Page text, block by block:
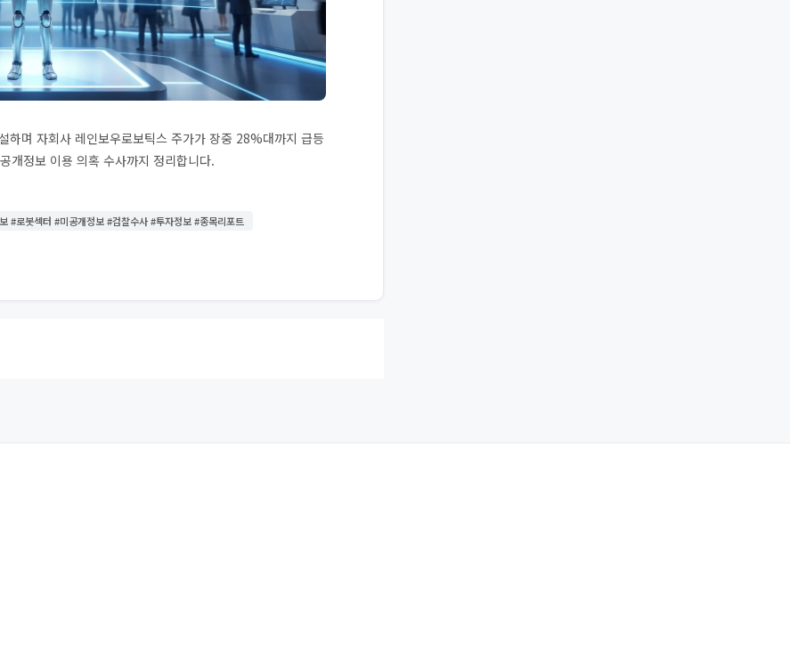
하며 자회사 레인보우로보틱스 주가가 장중 28%대까지 급등
개정보 이용 의혹 수사까지 정리합니다.
#로봇섹터 #미공개정보 #검찰수사 #투자정보 #종목리포트